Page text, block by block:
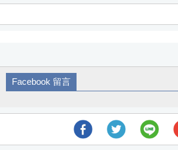
Facebook 留言